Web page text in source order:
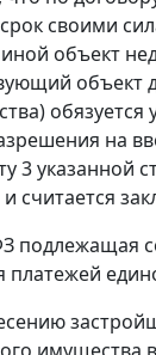
своими
объект
объект
на
3 указанной
считается
подлежащая
платежей